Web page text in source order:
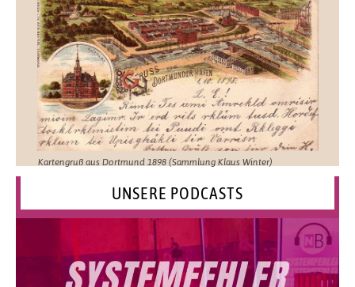
Kartengruß aus Dortmund 1898 (Sammlung Klaus Winter)
UNSERE PODCASTS